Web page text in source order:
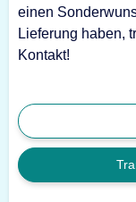
einen
Lieferung haben,
Kontakt!